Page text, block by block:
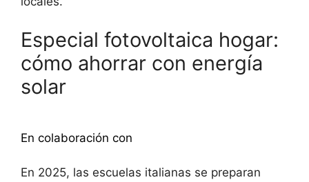
Especial fotovoltaica hogar:
cómo ahorrar con energía
solar
En colaboración con
En 2025, las escuelas italianas se preparan